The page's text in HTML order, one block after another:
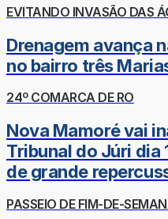
EVITANDO INVASÃO DAS
Drenagem avança
no bairro três
24º COMARCA DE RO
Nova Mamoré vai
Tribunal do Júri dia
de grande
PASSEIO DE FIM-DE-